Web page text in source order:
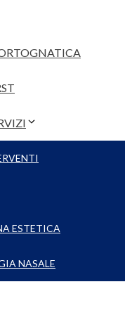
ESTETICA
NASALE